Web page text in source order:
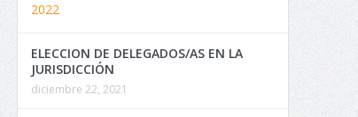
ELECCION DE DELEGADOS/AS EN LA
JURISDICCIÓN
diciembre 22, 2021